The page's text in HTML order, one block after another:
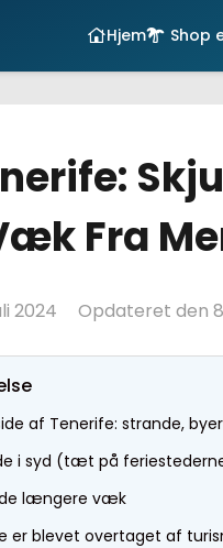
Hjem Shop
Fra
2024 Opdateret den
af Tenerife: strande,
i syd (tæt på
længere væk
er blevet overtaget af